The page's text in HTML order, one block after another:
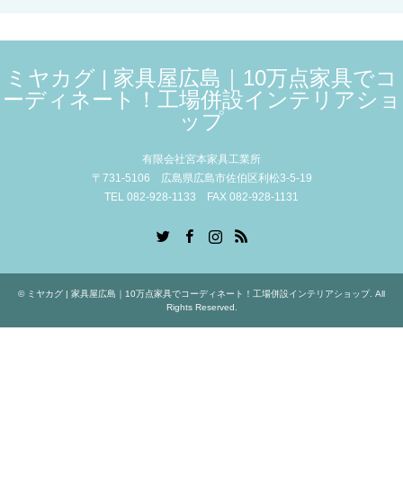
ミヤカグ | 家具屋広島｜10万点家具でコ
ーディネート！工場併設インテリアショ
ップ
有限会社宮本家具工業所
〒731-5106 広島県広島市佐伯区利松3-5-19
TEL 082-928-1133 FAX 082-928-1131
RSS
© ミヤカグ | 家具屋広島｜10万点家具でコーディネート！工場併設インテリアショップ. All
Rights Reserved.